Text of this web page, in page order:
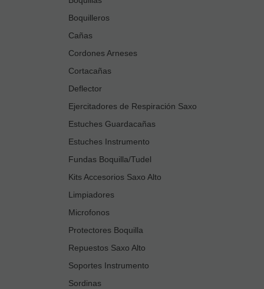
Boquilleros
Cañas
Cordones Arneses
Cortacañas
Deflector
Ejercitadores de Respiración Saxo
Estuches Guardacañas
Estuches Instrumento
Fundas Boquilla/Tudel
Kits Accesorios Saxo Alto
Limpiadores
Microfonos
Protectores Boquilla
Repuestos Saxo Alto
Soportes Instrumento
Sordinas